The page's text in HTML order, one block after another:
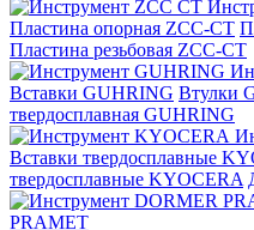
Пластина опорная ZCC-CT
Пластина резьбовая ZCC-CT
Вставки GUHRING Втулки
твердосплавная GUHRING
Вставки твердосплавные
твердосплавные KYOCERA
PRAMET